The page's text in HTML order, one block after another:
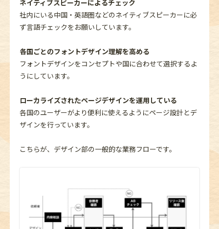
ネイティブスピーカーによるチェック
社内にいる中国・英語圏などのネイティブスピーカーに必
ず言語チェックをお願いしています。
各国ごとのフォントデザイン理解を高める
フォントデザインをコンセプトや国に合わせて選択するよ
うにしています。
ローカライズされたページデザインを運用している
各国のユーザーがより便利に使えるようにページ設計とデ
ザインを行っています。
こちらが、デザイン部の一般的な業務フローです。